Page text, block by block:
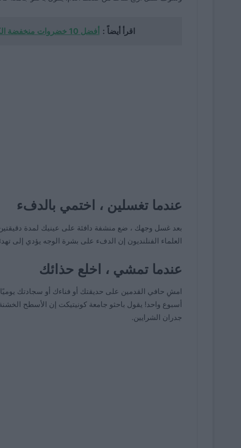
اقرأ أيضاً : أفضل 10 خضروات منخفضة الكربوهيدرات لتضمينها في نظامك الغذائي
عندما تغسلين ، اختمي بالدفء
بعد غسل وجهك ، ضع منشفة دافئة على عينيك لمدة
العلماء الفنلنديون إن الدفء على بشرة الوجه يؤدي إلى
عندما تمشي ، اخلع حذائك
امشِ حافي القدمين على حديقتك أو فناءك أو سجادتك
أسبوع واحد! يقول باحثو جامعة كونيتيكت إن الأسطح
جدران الشرايين.